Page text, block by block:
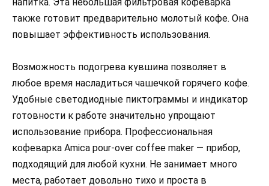
также готовит предварительно молотый кофе. Она
повышает эффективность использования.
Возможность подогрева кувшина позволяет в
любое время насладиться чашечкой горячего кофе.
Удобные светодиодные пиктограммы и индикатор
готовности к работе значительно упрощают
использование прибора. Профессиональная
кофеварка Amica pour-over coffee maker — прибор,
подходящий для любой кухни. Не занимает много
места, работает довольно тихо и проста в